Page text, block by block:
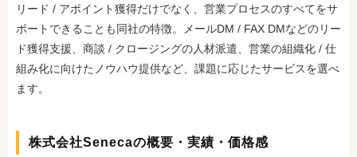
リード / アポイント獲得だけでなく、営業プロセスのすべてをサ
ポートできることも同社の特徴。メールDM / FAX DMなどのリー
ド獲得支援、商談 / クロージングの人材派遣、営業の組織化 / 仕
組み化に向けたノウハウ提供など、課題に応じたサービスを選べ
ます。
株式会社Senecaの概要・実績・価格感